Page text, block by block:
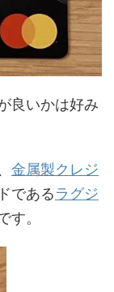
良いかは好み
金属製クレジ
であるラグジ
す。